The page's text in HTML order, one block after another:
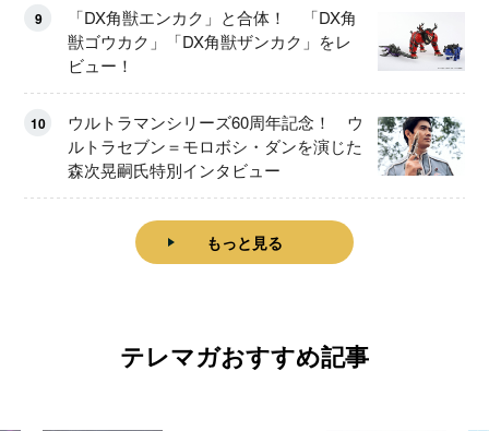
9
「DX角獣エンカク」と合体！ 「DX角
獣ゴウカク」「DX角獣ザンカク」をレ
ビュー！
10
ウルトラマンシリーズ60周年記念！ ウ
ルトラセブン＝モロボシ・ダンを演じた
森次晃嗣氏特別インタビュー
もっと見る
テレマガおすすめ記事